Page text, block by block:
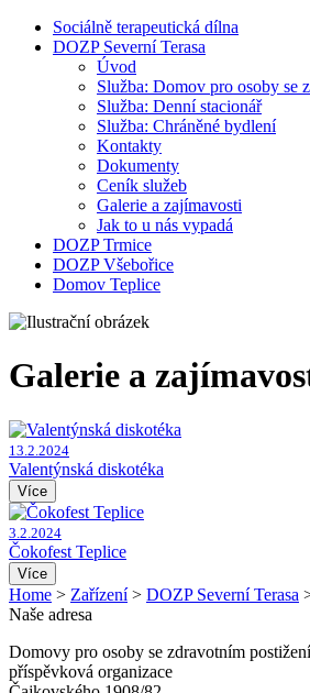
Sociálně terapeutická dílna
DOZP Severní Terasa
Úvod
Služba: Domov pro osoby se
Služba: Denní stacionář
Služba: Chráněné bydlení
Kontakty
Dokumenty
Ceník služeb
Galerie a zajímavosti
Jak to u nás vypadá
DOZP Trmice
DOZP Všebořice
Domov Teplice
Galerie a
13.2.2024
Valentýnská diskotéka
Více
3.2.2024
Čokofest Teplice
Více
Home > Zařízení> DOZP Severní Terasa
Naše adresa
Domovy pro osoby se zdravotním
příspěvková organizace